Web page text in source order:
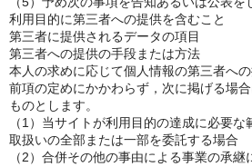
利用目的に第三者への提供を含むこと
第三者に提供されるデータの項目
第三者への提供の手段または方法
本人の求めに応じて個人情報の第三者へ
前項の定めにかかわらず，次に掲げる場
ものとします。
（1）当サイトが利用目的の達成に必要
取扱いの全部または一部を委託する場合
（2）合併その他の事由による事業の承